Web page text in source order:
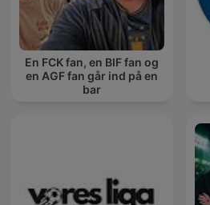
En FCK fan, en BIF fan og
en AGF fan går ind på en
bar